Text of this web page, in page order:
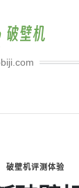
破壁机评测体验